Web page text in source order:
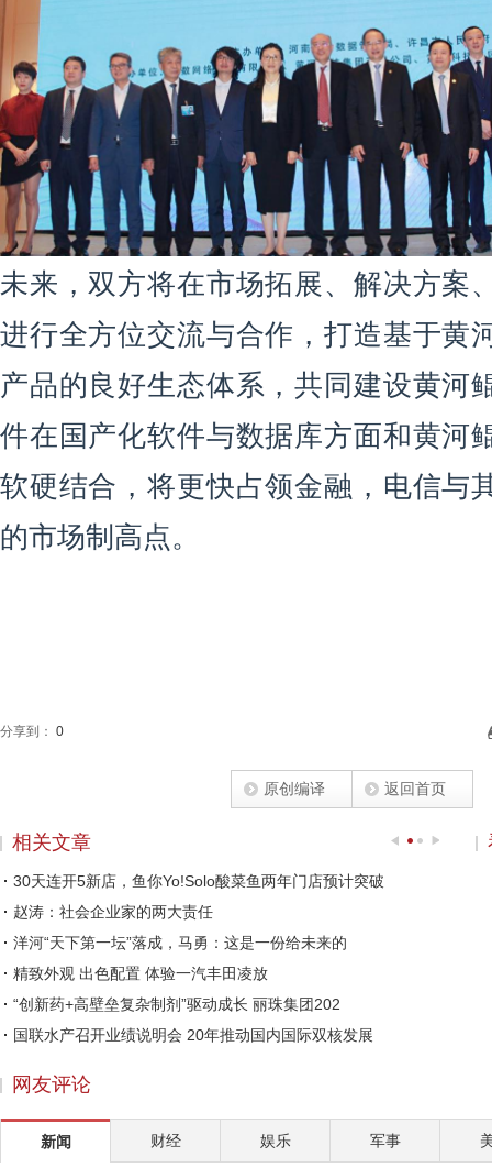
未来，双方将在市场拓展、解决方案
进行全方位交流与合作，打造基于黄
产品的良好生态体系，共同建设黄河
件在国产化软件与数据库方面和黄河
软硬结合，将更快占领金融，电信与
的市场制高点。
分享到： 0
原创编译 返回首页
相关文章
30天连开5新店，鱼你Yo!Solo酸菜鱼两年门店预计突破
赵涛：社会企业家的两大责任
洋河“天下第一坛”落成，马勇：这是一份给未来的
精致外观 出色配置 体验一汽丰田凌放
“创新药+高壁垒复杂制剂”驱动成长 丽珠集团202
国联水产召开业绩说明会 20年推动国内国际双核发展
2022年伊始，医药板块关注度提升，丽珠集团等多家
完美世界伊迪：以二次元游戏为桥，让传统文化走向
从幕后到台前，李海珍的国货美妆CEO之路
网友评论
新闻 财经 娱乐 军事